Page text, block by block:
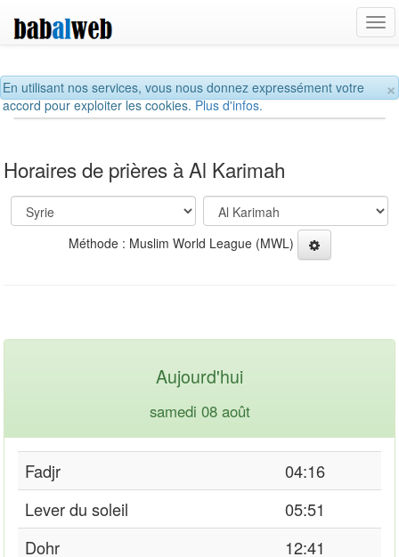
×
En utilisant nos services, vous nous donnez expressément votre
accord pour exploiter les cookies.Plus d'infos.
Horaires de prières à Al Karimah
Méthode : Muslim World League (MWL)
Aujourd'hui
samedi 08 août
Fadjr
04:16
Lever du soleil
05:51
Dohr
12:41